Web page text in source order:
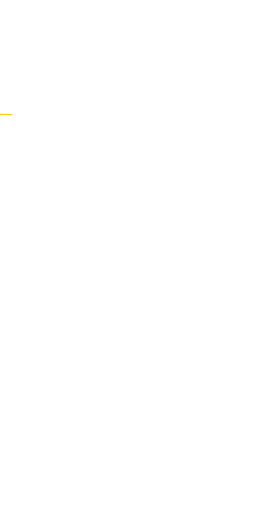
Slavonija i Baranja